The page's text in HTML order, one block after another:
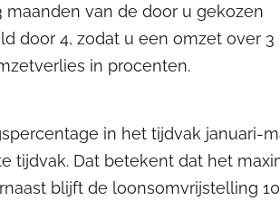
van de door u gekozen
door 4, zodat u een omzet over 3
in procenten.
in het tijdvak januari-
tijdvak. Dat betekent dat het
blijft de loonsomvrijstelling